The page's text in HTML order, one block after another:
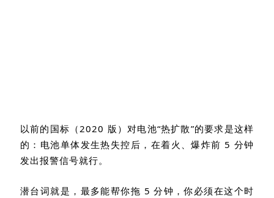
以前的国标（2020 版）对电池“热扩散”的要求是这样
的：电池单体发生热失控后，在着火、爆炸前 5 分钟
发出报警信号就行。
潜台词就是，最多能帮你拖 5分钟，你必须在这个时